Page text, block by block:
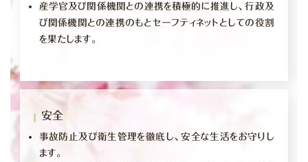
産学官及び関係機関との連携を積極的に推進し、行政及
び関係機関との連携のもとセーフティネットとしての役割
を果たします。
安全
事故防止及び衛生管理を徹底し、安全な生活をお守りし
ます。